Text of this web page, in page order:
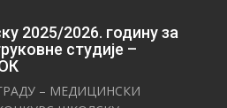
2025/⁠2026. годину за
студије –
– МЕДИЦИНСКИ